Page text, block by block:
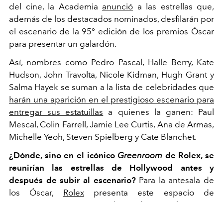
del cine, la Academia anunció a las estrellas que,
además de los destacados nominados, desfilarán por
el escenario de la 95° edición de los premios Óscar
para presentar un galardón.
Así, nombres como Pedro Pascal, Halle Berry, Kate
Hudson, John Travolta, Nicole Kidman, Hugh Grant y
Salma Hayek se suman a la lista de celebridades que
harán una aparición en el prestigioso escenario para
entregar sus estatuillas a quienes la ganen: Paul
Mescal, Colin Farrell, Jamie Lee Curtis, Ana de Armas,
Michelle Yeoh, Steven Spielberg y Cate Blanchet.
¿Dónde, sino en el icónico Greenroom de Rolex, se
reunirían las estrellas de Hollywood antes y
después de subir al escenario?Para la antesala de
los Óscar, Rolexpresenta este espacio de